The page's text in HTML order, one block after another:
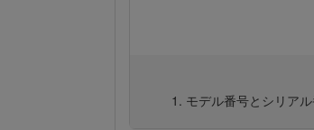
モデル番号とシリア